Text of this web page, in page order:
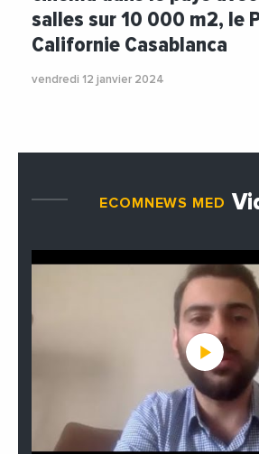
salles sur 10 000 m2, le
Californie Casablanca
vendredi 12 janvier 2024
ECOMNEWS MED